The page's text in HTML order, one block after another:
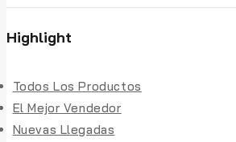
Highlight
Todos Los Productos
El Mejor Vendedor
Nuevas Llegadas